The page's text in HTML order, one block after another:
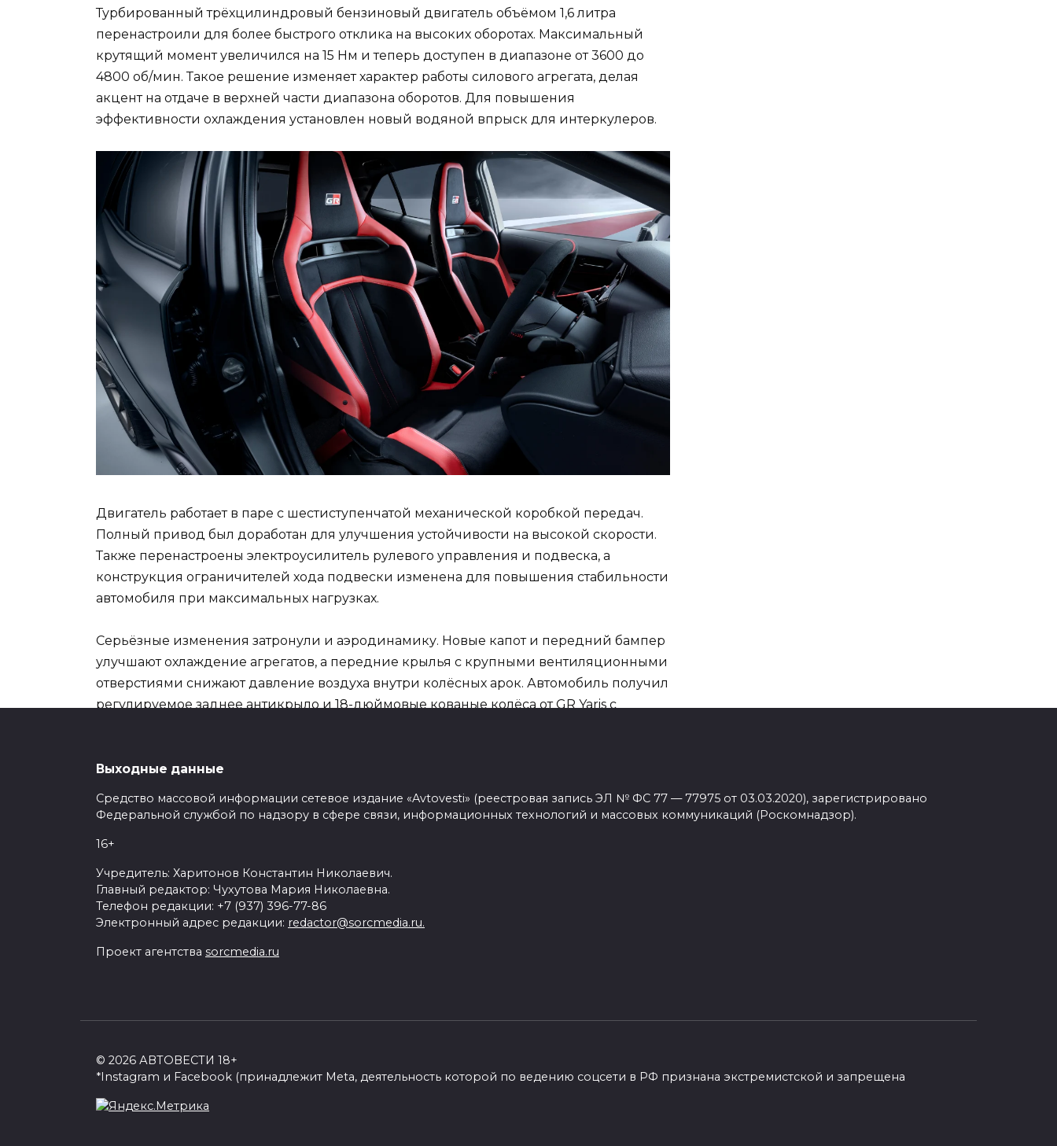
Турбированный трёхцилиндровый бензиновый двигатель объёмом 1,6 литра
перенастроили для более быстрого отклика на высоких оборотах. Максимальный
крутящий момент увеличился на 15 Нм и теперь доступен в диапазоне от 3600 до
4800 об/мин. Такое решение изменяет характер работы силового агрегата, делая
акцент на отдаче в верхней части диапазона оборотов. Для повышения
эффективности охлаждения установлен новый водяной впрыск для интеркулеров.
Двигатель работает в паре с шестиступенчатой механической коробкой передач.
Полный привод был доработан для улучшения устойчивости на высокой скорости.
Также перенастроены электроусилитель рулевого управления и подвеска, а
конструкция ограничителей хода подвески изменена для повышения стабильности
автомобиля при максимальных нагрузках.
Серьёзные изменения затронули и аэродинамику. Новые капот и передний бампер
улучшают охлаждение агрегатов, а передние крылья с крупными вентиляционными
отверстиями снижают давление воздуха внутри колёсных арок. Автомобиль получил
регулируемое заднее антикрыло и 18-дюймовые кованые колёса от GR Yaris с
В салоне демонтированы задние сиденья и установлены новые спортивные кресла,
уменьшилась на 30 кг по сравнению со стандартной GR Corolla. Параллельно
Появление модели на британском рынке маловероятно, хотя значительная часть
производства GR Corolla в настоящее время осуществляется в графстве Дербишир.
Выходные данные
Средство массовой информации сетевое издание «Avtovesti» (реестровая запись ЭЛ № ФС 77 — 77975 от 03.03.2020), зарегистрировано
Федеральной службой по надзору в сфере связи, информационных технологий и массовых коммуникаций (Роскомнадзор).
16+
Учредитель: Харитонов Константин Николаевич.
Главный редактор: Чухутова Мария Николаевна.
Телефон редакции: +7 (937) 396-77-86
Электронный адрес редакции: redactor@sorcmedia.ru.
Проект агентства sorcmedia.ru
© 2026 АВТОВЕСТИ 18+
*Instagram и Facebook (принадлежит Meta, деятельность которой по ведению соцсети в РФ признана экстремистской и запрещена